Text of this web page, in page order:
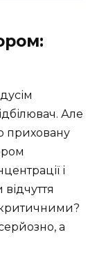
Але
приховану
і
відчуття
а